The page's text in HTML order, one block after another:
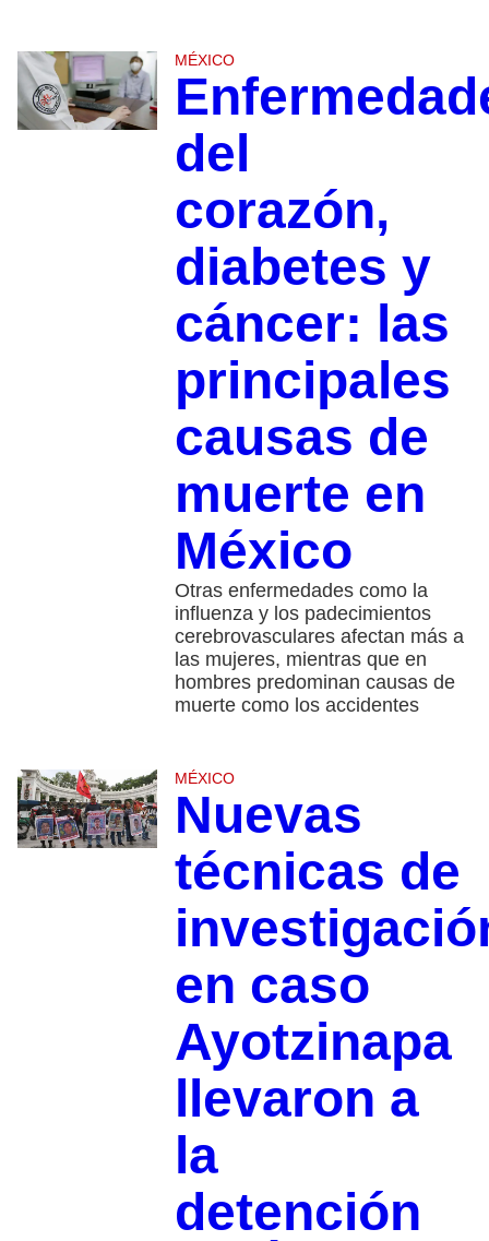
MÉXICO
del
corazón,
diabetes y
cáncer: las
principales
causas de
muerte en
México
Otras enfermedades como la
influenza y los padecimientos
cerebrovasculares afectan más a
las mujeres, mientras que en
hombres predominan causas de
muerte como los accidentes
MÉXICO
Nuevas
técnicas de
en caso
Ayotzinapa
llevaron a
la
detención